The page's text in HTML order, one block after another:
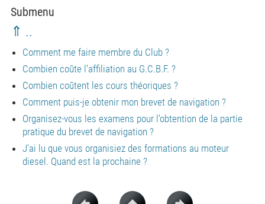
Submenu
⇑ ..
Comment me faire membre du Club ?
Combien coûte l'affiliation au G.C.B.F. ?
Combien coûtent les cours théoriques ?
Comment puis-je obtenir mon brevet de navigation ?
Organisez-vous les examens pour l'obtention de la partie
pratique du brevet de navigation ?
J'ai lu que vous organisiez des formations au moteur
diesel. Quand est la prochaine ?